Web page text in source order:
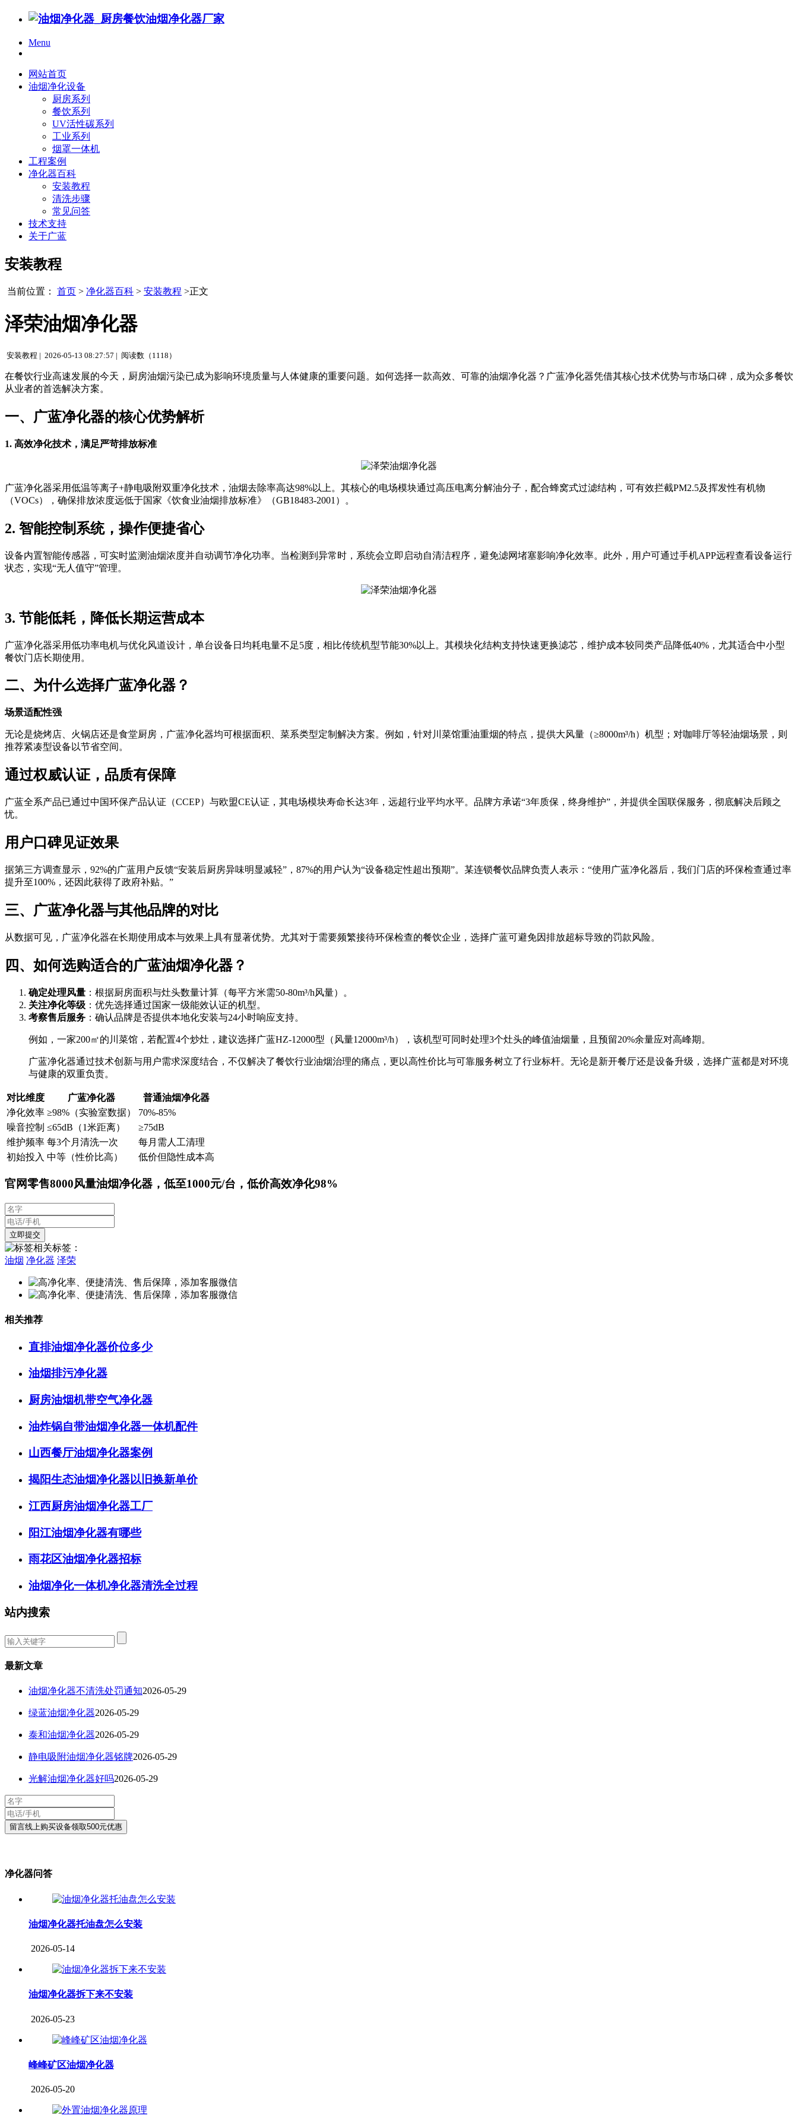
Menu
网站首页
油烟净化设备
厨房系列
餐饮系列
UV活性碳系列
工业系列
烟罩一体机
工程案例
净化器百科
安装教程
清洗步骤
常见问答
技术支持
关于广蓝
安装教程
当前位置： 首页 > 净化器百科 > 安装教程 >正文
泽荣油烟净化器
安装教程 | 2026-05-13 08:27:57 | 阅读数（1118）
在餐饮行业高速发展的今天，厨房油烟污染已成为影响环境质量与人体健康的重要问题。如何选择一款高效、可靠的油烟净化器？广蓝净化器凭借其核心技术优势与市场口碑，成为众多餐饮
从业者的首选解决方案。
一、广蓝净化器的核心优势解析
1. 高效净化技术，满足严苛排放标准
广蓝净化器采用低温等离子+静电吸附双重净化技术，油烟去除率高达98%以上。其核心的电场模块通过高压电离分解油分子，配合蜂窝式过滤结构，可有效拦截PM2.5及挥发性有机物
（VOCs），确保排放浓度远低于国家《饮食业油烟排放标准》（GB18483-2001）。
2. 智能控制系统，操作便捷省心
设备内置智能传感器，可实时监测油烟浓度并自动调节净化功率。当检测到异常时，系统会立即启动自清洁程序，避免滤网堵塞影响净化效率。此外，用户可通过手机APP远程查看设备运行
状态，实现“无人值守”管理。
3. 节能低耗，降低长期运营成本
广蓝净化器采用低功率电机与优化风道设计，单台设备日均耗电量不足5度，相比传统机型节能30%以上。其模块化结构支持快速更换滤芯，维护成本较同类产品降低40%，尤其适合中小型
餐饮门店长期使用。
二、为什么选择广蓝净化器？
场景适配性强
无论是烧烤店、火锅店还是食堂厨房，广蓝净化器均可根据面积、菜系类型定制解决方案。例如，针对川菜馆重油重烟的特点，提供大风量（≥8000m³/h）机型；对咖啡厅等轻油烟场景，则
推荐紧凑型设备以节省空间。
通过权威认证，品质有保障
广蓝全系产品已通过中国环保产品认证（CCEP）与欧盟CE认证，其电场模块寿命长达3年，远超行业平均水平。品牌方承诺“3年质保，终身维护”，并提供全国联保服务，彻底解决后顾之
忧。
用户口碑见证效果
据第三方调查显示，92%的广蓝用户反馈“安装后厨房异味明显减轻”，87%的用户认为“设备稳定性超出预期”。某连锁餐饮品牌负责人表示：“使用广蓝净化器后，我们门店的环保检查通过率
提升至100%，还因此获得了政府补贴。”
三、广蓝净化器与其他品牌的对比
从数据可见，广蓝净化器在长期使用成本与效果上具有显著优势。尤其对于需要频繁接待环保检查的餐饮企业，选择广蓝可避免因排放超标导致的罚款风险。
四、如何选购适合的广蓝油烟净化器？
确定处理风量 ：根据厨房面积与灶头数量计算（每平方米需50-80m³/h风量）。
关注净化等级 ：优先选择通过国家一级能效认证的机型。
考察售后服务 ：确认品牌是否提供本地化安装与24小时响应支持。
例如，一家200㎡的川菜馆，若配置4个炒灶，建议选择广蓝HZ-12000型（风量12000m³/h），该机型可同时处理3个灶头的峰值油烟量，且预留20%余量应对高峰期。
广蓝净化器通过技术创新与用户需求深度结合，不仅解决了餐饮行业油烟治理的痛点，更以高性价比与可靠服务树立了行业标杆。无论是新开餐厅还是设备升级，选择广蓝都是对环境
与健康的双重负责。
对比维度 广蓝净化器
普通油烟净化器
净化效率 ≥98%（实验室数据）
70%-85%
噪音控制 ≤65dB（1米距离）
≥75dB
维护频率 每3个月清洗一次
每月需人工清理
初始投入 中等（性价比高） 低价但隐性成本高
官网零售8000风量油烟净化器，低至1000元/台，低价高效净化98%
相关标签：
油烟 净化器 泽荣
相关推荐
直排油烟净化器价位多少
油烟排污净化器
厨房油烟机带空气净化器
油炸锅自带油烟净化器一体机配件
山西餐厅油烟净化器案例
揭阳生态油烟净化器以旧换新单价
江西厨房油烟净化器工厂
阳江油烟净化器有哪些
雨花区油烟净化器招标
油烟净化一体机净化器清洗全过程
站内搜索
最新文章
油烟净化器不清洗处罚通知2026-05-29
绿蓝油烟净化器2026-05-29
泰和油烟净化器2026-05-29
静电吸附油烟净化器铭牌2026-05-29
光解油烟净化器好吗2026-05-29
净化器问答
油烟净化器托油盘怎么安装
2026-05-14
油烟净化器拆下来不安装
2026-05-23
峰峰矿区油烟净化器
2026-05-20